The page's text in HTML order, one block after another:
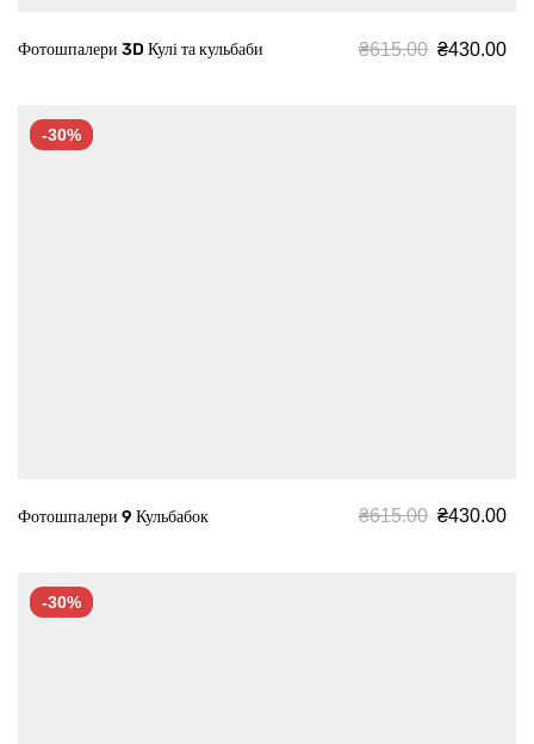
Фотошпалери 3D Кулі та кульбаби ₴615.00 ₴430.00
-30%
Фотошпалери 9 Кульбабок ₴615.00 ₴430.00
-30%